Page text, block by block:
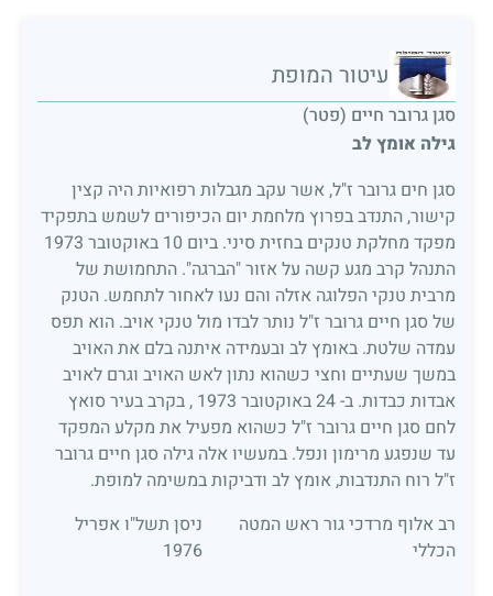
עיטור המופת
סגן גרובר חיים (פטר)
גילה אומץ לב
סגן חים גרובר ז"ל, אשר עקב מגבלות רפואיות היה קצין
קישור, התנדב בפרוץ מלחמת יום הכיפורים לשמש בתפקיד
מפקד מחלקת טנקים בחזית סיני. ביום 10 באוקטובר 1973
התנהל קרב מגע קשה על אזור "הברגה". התחמושת של
מרבית טנקי הפלוגה אזלה והם נעו לאחור לתחמש. הטנק
של סגן חיים גרובר ז"ל נותר לבדו מול טנקי אויב. הוא תפס
עמדה שלטת. באומץ לב ובעמידה איתנה בלם את האויב
במשך שעתיים וחצי כשהוא נתון לאש האויב וגרם לאויב
אבדות כבדות. ב- 24 באוקטובר 1973 , בקרב בעיר סואץ
לחם סגן חיים גרובר ז"ל כשהוא מפעיל את מקלע המפקד
עד שנפגע מרימון ונפל. במעשיו אלה גילה סגן חיים גרובר
ז"ל רוח התנדבות, אומץ לב ודביקות במשימה למופת.
רב אלוף מרדכי גור ראש המטה
הכללי
ניסן תשל"ו אפריל
1976